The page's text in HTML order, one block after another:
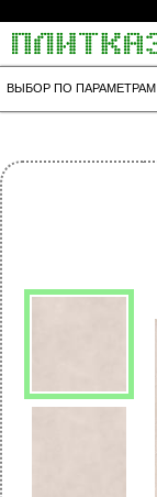
ВЫБОР ПО ПАРАМЕТРАМ